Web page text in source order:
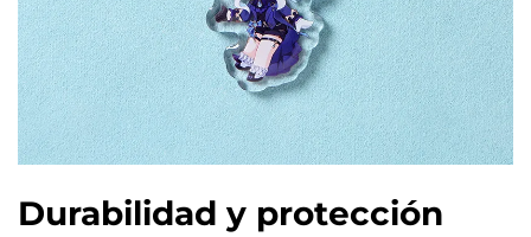
Durabilidad y protección